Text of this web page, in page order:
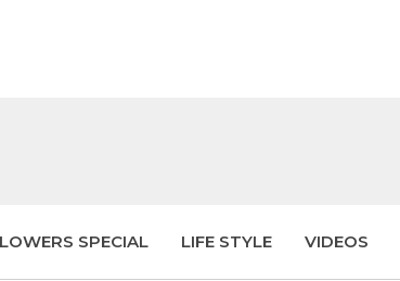
SPECIAL LIFE STYLE VIDEOS